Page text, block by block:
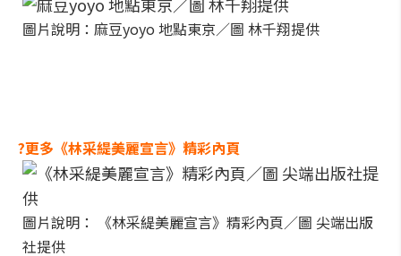
圖片說明：麻豆yoyo 地點東京／圖 林千翔提供
?更多《林采緹美麗宣言》精彩內頁
圖片說明： 《林采緹美麗宣言》精彩內頁／圖 尖端出版
社提供